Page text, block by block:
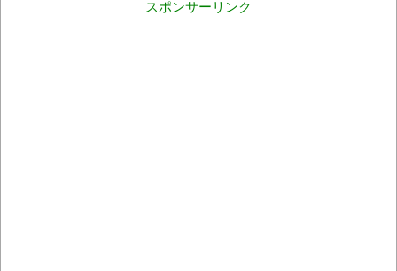
スポンサーリンク